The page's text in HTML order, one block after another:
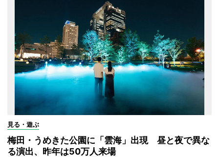
見る・遊ぶ
梅田・うめきた公園に「雲海」出現 昼と夜で異な
る演出、昨年は50万人来場